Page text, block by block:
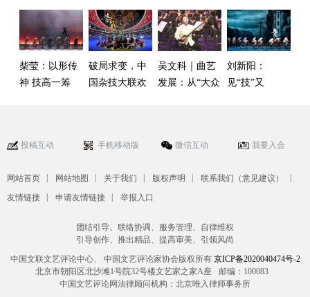
柴莹：以形传
神 技高一筹
破局求变，中
国杂技大联欢
吴文科｜曲艺
发展：从“大众
刘新阳：
见“技”又
投稿互动 手机移动版 微信互动 我要入会
网站首页 | 网站地图 | 关于我们 | 版权声明 | 联系我们（意见建议） |
友情链接 | 申请友情链接 | 举报入口
团结引导、联络协调、服务管理、自律维权
引导创作、推出精品、提高审美、引领风尚
中国文联文艺评论中心、 中国文艺评论家协会版权所有 京ICP备2020040474号-2
北京市朝阳区北沙滩1号院32号楼文艺家之家A座
邮编：100083
中国文艺评论网法律顾问机构：北京唯入律师事务所